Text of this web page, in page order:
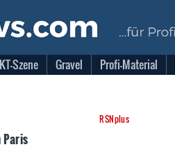
KT-Szene Gravel Profi-Material
RSNplus
Paris